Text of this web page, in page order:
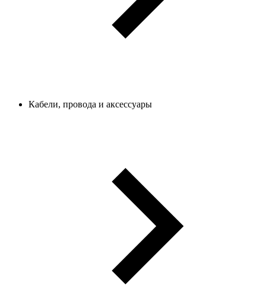
Кабели, провода и аксессуары